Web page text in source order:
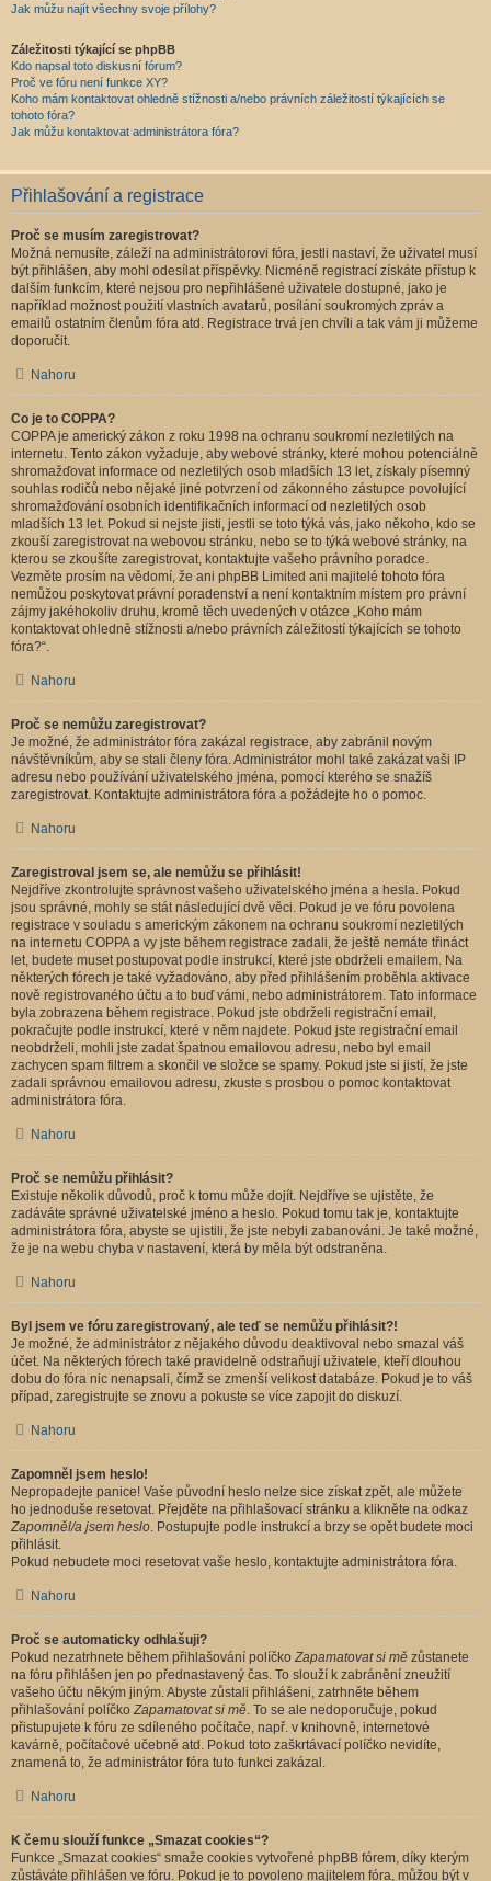
Jak můžu najít všechny svoje přílohy?
Záležitosti týkající se phpBB
Kdo napsal toto diskusní fórum?
Proč ve fóru není funkce XY?
Koho mám kontaktovat ohledně stížnosti a/nebo právních záležitostí týkajících se
tohoto fóra?
Jak můžu kontaktovat administrátora fóra?
Přihlašování a registrace
Proč se musím zaregistrovat?
Možná nemusíte, záleží na administrátorovi fóra, jestli nastaví, že uživatel musí
být přihlášen, aby mohl odesílat příspěvky. Nicméně registrací získáte přístup k
dalším funkcím, které nejsou pro nepřihlášené uživatele dostupné, jako je
například možnost použití vlastních avatarů, posílání soukromých zpráv a
emailů ostatním členům fóra atd. Registrace trvá jen chvíli a tak vám ji můžeme
doporučit.
Nahoru
Co je to COPPA?
COPPA je americký zákon z roku 1998 na ochranu soukromí nezletilých na
internetu. Tento zákon vyžaduje, aby webové stránky, které mohou potenciálně
shromažďovat informace od nezletilých osob mladších 13 let, získaly písemný
souhlas rodičů nebo nějaké jiné potvrzení od zákonného zástupce povolující
shromažďování osobních identifikačních informací od nezletilých osob
mladších 13 let. Pokud si nejste jisti, jestli se toto týká vás, jako někoho, kdo se
zkouší zaregistrovat na webovou stránku, nebo se to týká webové stránky, na
kterou se zkoušíte zaregistrovat, kontaktujte vašeho právního poradce.
Vezměte prosím na vědomí, že ani phpBB Limited ani majitelé tohoto fóra
nemůžou poskytovat právní poradenství a není kontaktním místem pro právní
zájmy jakéhokoliv druhu, kromě těch uvedených v otázce „Koho mám
kontaktovat ohledně stížnosti a/nebo právních záležitostí týkajících se tohoto
fóra?“.
Nahoru
Proč se nemůžu zaregistrovat?
Je možné, že administrátor fóra zakázal registrace, aby zabránil novým
návštěvníkům, aby se stali členy fóra. Administrátor mohl také zakázat vaši IP
adresu nebo používání uživatelského jména, pomocí kterého se snažíš
zaregistrovat. Kontaktujte administrátora fóra a požádejte ho o pomoc.
Nahoru
Zaregistroval jsem se, ale nemůžu se přihlásit!
Nejdříve zkontrolujte správnost vašeho uživatelského jména a hesla. Pokud
jsou správné, mohly se stát následující dvě věci. Pokud je ve fóru povolena
registrace v souladu s americkým zákonem na ochranu soukromí nezletilých
na internetu COPPA a vy jste během registrace zadali, že ještě nemáte třináct
let, budete muset postupovat podle instrukcí, které jste obdrželi emailem. Na
některých fórech je také vyžadováno, aby před přihlášením proběhla aktivace
nově registrovaného účtu a to buď vámi, nebo administrátorem. Tato informace
byla zobrazena během registrace. Pokud jste obdrželi registrační email,
pokračujte podle instrukcí, které v něm najdete. Pokud jste registrační email
neobdrželi, mohli jste zadat špatnou emailovou adresu, nebo byl email
zachycen spam filtrem a skončil ve složce se spamy. Pokud jste si jistí, že jste
zadali správnou emailovou adresu, zkuste s prosbou o pomoc kontaktovat
administrátora fóra.
Nahoru
Proč se nemůžu přihlásit?
Existuje několik důvodů, proč k tomu může dojít. Nejdříve se ujistěte, že
zadáváte správné uživatelské jméno a heslo. Pokud tomu tak je, kontaktujte
administrátora fóra, abyste se ujistili, že jste nebyli zabanováni. Je také možné,
že je na webu chyba v nastavení, která by měla být odstraněna.
Nahoru
Byl jsem ve fóru zaregistrovaný, ale teď se nemůžu přihlásit?!
Je možné, že administrátor z nějakého důvodu deaktivoval nebo smazal váš
účet. Na některých fórech také pravidelně odstraňují uživatele, kteří dlouhou
dobu do fóra nic nenapsali, čímž se zmenší velikost databáze. Pokud je to váš
případ, zaregistrujte se znovu a pokuste se více zapojit do diskuzí.
Nahoru
Zapomněl jsem heslo!
Nepropadejte panice! Vaše původní heslo nelze sice získat zpět, ale můžete
ho jednoduše resetovat. Přejděte na přihlašovací stránku a klikněte na odkaz
Zapomněl/a jsem heslo. Postupujte podle instrukcí a brzy se opět budete moci
přihlásit.
Pokud nebudete moci resetovat vaše heslo, kontaktujte administrátora fóra.
Nahoru
Proč se automaticky odhlašuji?
Pokud nezatrhnete během přihlašování políčko Zapamatovat si mě zůstanete
na fóru přihlášen jen po přednastavený čas. To slouží k zabránění zneužití
vašeho účtu někým jiným. Abyste zůstali přihlášeni, zatrhněte během
přihlašování políčko Zapamatovat si mě. To se ale nedoporučuje, pokud
přistupujete k fóru ze sdíleného počítače, např. v knihovně, internetové
kavárně, počítačové učebně atd. Pokud toto zaškrtávací políčko nevidíte,
znamená to, že administrátor fóra tuto funkci zakázal.
Nahoru
K čemu slouží funkce „Smazat cookies“?
Funkce „Smazat cookies“ smaže cookies vytvořené phpBB fórem, díky kterým
zůstáváte přihlášen ve fóru. Pokud je to povoleno majitelem fóra, můžou být v